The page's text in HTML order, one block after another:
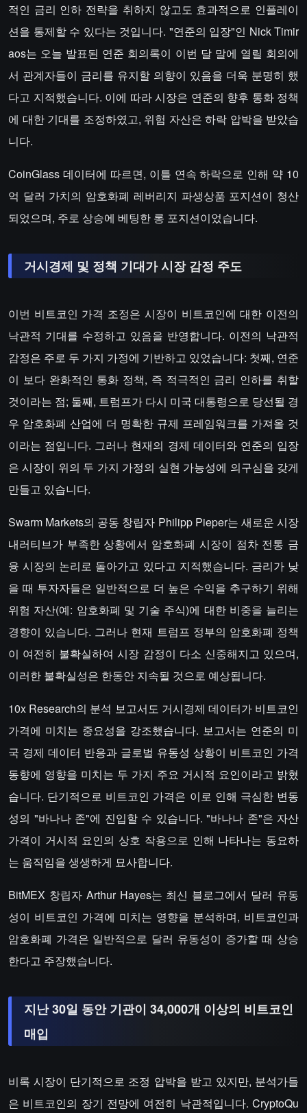
적인 금리 인하 전략을 취하지 않고도 효과적으로 인플레이
션을 통제할 수 있다는 것입니다. "연준의 입장"인 Nick Timir
aos는 오늘 발표된 연준 회의록이 이번 달 말에 열릴 회의에
서 관계자들이 금리를 유지할 의향이 있음을 더욱 분명히 했
다고 지적했습니다. 이에 따라 시장은 연준의 향후 통화 정책
에 대한 기대를 조정하였고, 위험 자산은 하락 압박을 받았습
니다.
CoinGlass 데이터에 따르면, 이틀 연속 하락으로 인해 약 10
억 달러 가치의 암호화폐 레버리지 파생상품 포지션이 청산
되었으며, 주로 상승에 베팅한 롱 포지션이었습니다.
거시경제 및 정책 기대가 시장 감정 주도
이번 비트코인 가격 조정은 시장이 비트코인에 대한 이전의
낙관적 기대를 수정하고 있음을 반영합니다. 이전의 낙관적
감정은 주로 두 가지 가정에 기반하고 있었습니다: 첫째, 연준
이 보다 완화적인 통화 정책, 즉 적극적인 금리 인하를 취할
것이라는 점; 둘째, 트럼프가 다시 미국 대통령으로 당선될 경
우 암호화폐 산업에 더 명확한 규제 프레임워크를 가져올 것
이라는 점입니다. 그러나 현재의 경제 데이터와 연준의 입장
은 시장이 위의 두 가지 가정의 실현 가능성에 의구심을 갖게
만들고 있습니다.
Swarm Markets의 공동 창립자 Philipp Pieper는 새로운 시장
내러티브가 부족한 상황에서 암호화폐 시장이 점차 전통 금
융 시장의 논리로 돌아가고 있다고 지적했습니다. 금리가 낮
을 때 투자자들은 일반적으로 더 높은 수익을 추구하기 위해
위험 자산(예: 암호화폐 및 기술 주식)에 대한 비중을 늘리는
경향이 있습니다. 그러나 현재 트럼프 정부의 암호화폐 정책
이 여전히 불확실하여 시장 감정이 다소 신중해지고 있으며,
이러한 불확실성은 한동안 지속될 것으로 예상됩니다.
10x Research의 분석 보고서도 거시경제 데이터가 비트코인
가격에 미치는 중요성을 강조했습니다. 보고서는 연준의 미
국 경제 데이터 반응과 글로벌 유동성 상황이 비트코인 가격
동향에 영향을 미치는 두 가지 주요 거시적 요인이라고 밝혔
습니다. 단기적으로 비트코인 가격은 이로 인해 극심한 변동
성의 "바나나 존"에 진입할 수 있습니다. "바나나 존"은 자산
가격이 거시적 요인의 상호 작용으로 인해 나타나는 동요하
는 움직임을 생생하게 묘사합니다.
BitMEX 창립자 Arthur Hayes는 최신 블로그에서 달러 유동
성이 비트코인 가격에 미치는 영향을 분석하며, 비트코인과
암호화폐 가격은 일반적으로 달러 유동성이 증가할 때 상승
한다고 주장했습니다.
지난 30일 동안 기관이 34,000개 이상의 비트코인
매입
비록 시장이 단기적으로 조정 압박을 받고 있지만, 분석가들
은 비트코인의 장기 전망에 여전히 낙관적입니다. CryptoQu